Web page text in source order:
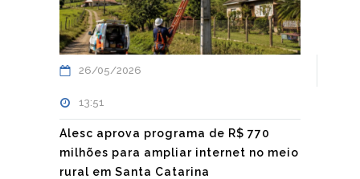
26/05/2026
13:51
Alesc aprova programa de R$ 770
milhões para ampliar internet no meio
rural em Santa Catarina